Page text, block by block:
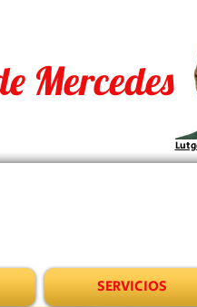
Mercedes
SERVICIOS